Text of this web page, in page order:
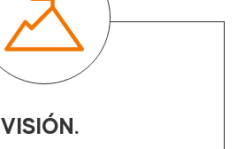
VISIÓN.